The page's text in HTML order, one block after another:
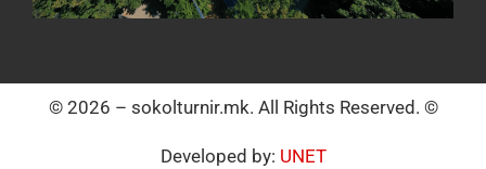
© 2026 – sokolturnir.mk. All Rights Reserved. ©
Developed by: UNET